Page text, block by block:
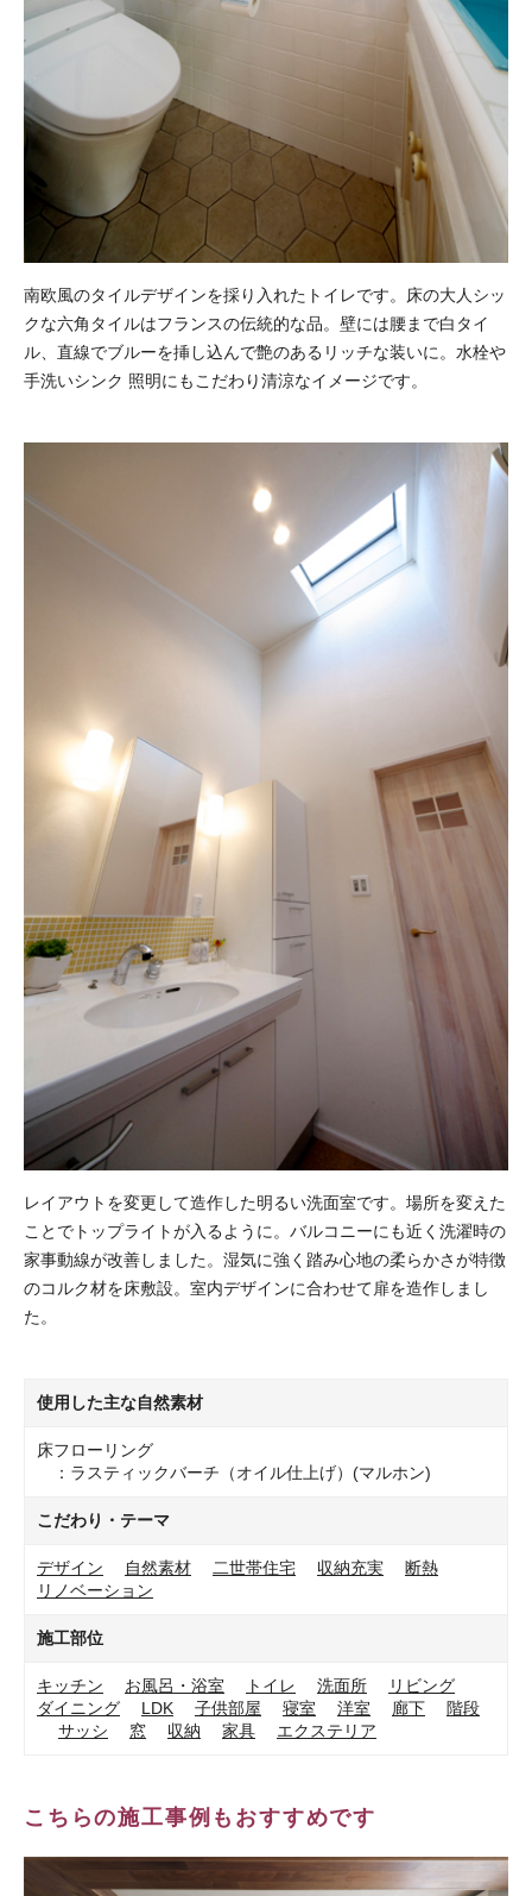
南欧風のタイルデザインを採り入れたトイレです。床の大人シッ
クな六角タイルはフランスの伝統的な品。壁には腰まで白タイ
ル、直線でブルーを挿し込んで艶のあるリッチな装いに。水栓や
手洗いシンク 照明にもこだわり清涼なイメージです。
レイアウトを変更して造作した明るい洗面室です。場所を変えた
ことでトップライトが入るように。バルコニーにも近く洗濯時の
家事動線が改善しました。湿気に強く踏み心地の柔らかさが特徴
のコルク材を床敷設。室内デザインに合わせて扉を造作しまし
た。
使用した主な自然素材
床フローリング
：ラスティックバーチ（オイル仕上げ）(マルホン)
こだわり・テーマ
デザイン 自然素材 二世帯住宅 収納充実
断熱
リノベーション
施工部位
キッチン お風呂・浴室 トイレ 洗面所
リビング
ダイニング
LDK 子供部屋 寝室 洋室 廊下
階段
サッシ
窓 収納 家具 エクステリア
こちらの施工事例もおすすめです